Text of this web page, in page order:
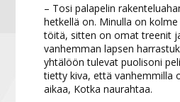
– Tosi palapelin
hetkellä on. Minulla on
töitä, sitten on omat treenit
vanhemman lapsen
yhtälöön tulevat puolisoni
tietty kiva, että vanhemmilla
aikaa, Kotka naurahtaa.